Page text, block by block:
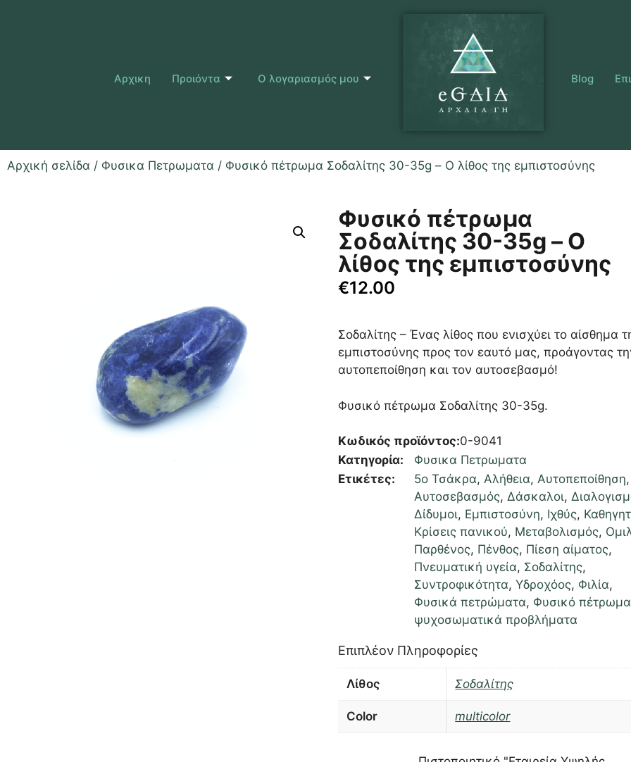
Αρχικη Προιόντα Ο λογαριασμός μου Blog
Αρχική σελίδα / Φυσικα Πετρωματα / Φυσικό πέτρωμα Σοδαλίτης 30-35g – Ο λίθος της εμπιστοσύνης
Φυσικό πέτρωμα
Σοδαλίτης 30-35g – Ο
λίθος της εμπιστοσύνης
€12.00
Σοδαλίτης – Ένας λίθος που ενισχύει το αίσθημα
εμπιστοσύνης προς τον εαυτό μας, προάγοντας
αυτοπεποίθηση και τον αυτοσεβασμό!
Φυσικό πέτρωμα Σοδαλίτης 30-35g.
Κωδικός προϊόντος:0-9041
Κατηγορία:
Φυσικα Πετρωματα
Ετικέτες:
5ο Τσάκρα,Αλήθεια,Αυτοπεποίθηση,
Αυτοσεβασμός,Δάσκαλοι,
Δίδυμοι, Εμπιστοσύνη, Ιχθύς,
Κρίσεις πανικού, Μεταβολισμός,
Παρθένος, Πένθος, Πίεση αίματος,
Πνευματική υγεία, Σοδαλίτης,
Συντροφικότητα,Υδροχόος, Φιλία,
Φυσικά πετρώματα, Φυσικό πέτρωμα
ψυχοσωματικά προβλήματα
Επιπλέον Πληροφορίες
Λίθος Σοδαλίτης
Color multicolor